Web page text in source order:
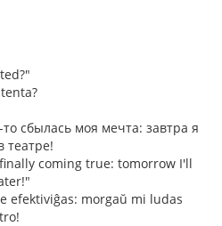
сбылась моя мечта: завтpа я
театpе!
coming true: tomorrow I'll
efektiviĝas: morgaŭ mi ludas